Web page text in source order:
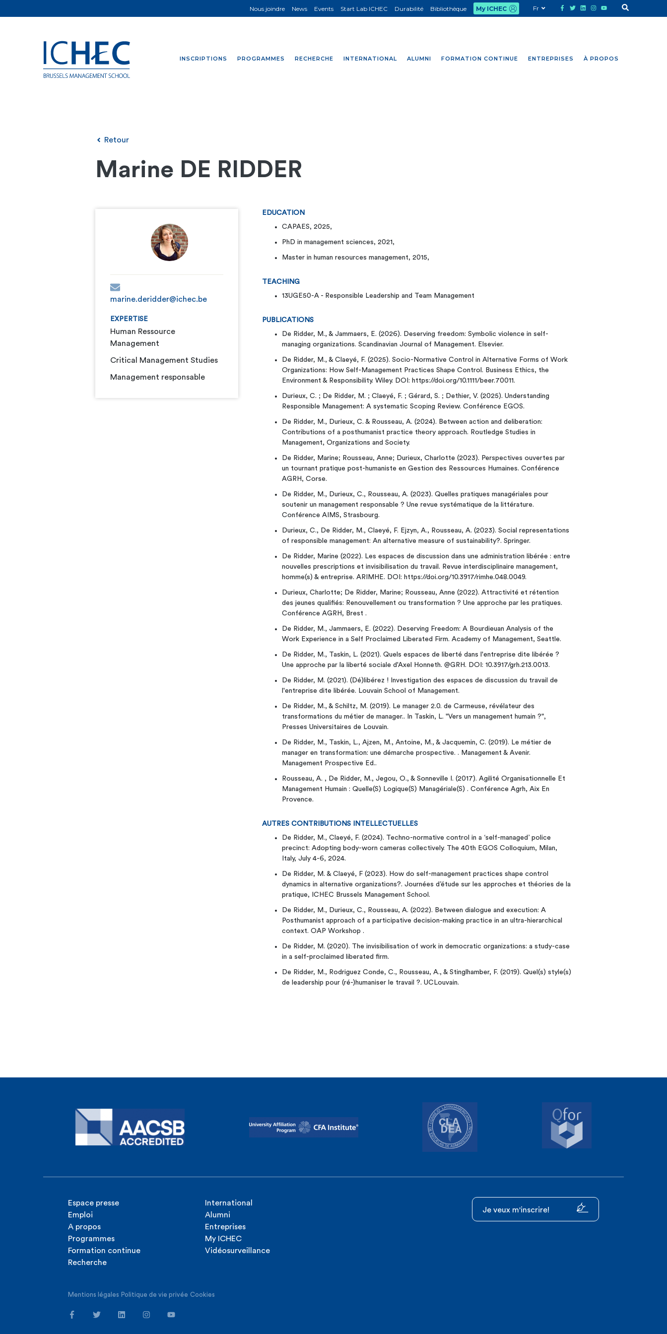
INSCRIPTIONS PROGRAMMES RECHERCHE INTERNATIONAL ALUMNI FORMATION CONTINUE ENTREPRISES À PROPOS
Nous joindre News Events Start Lab ICHEC Durabilité Bibliothèque My ICHEC Fr
Retour
Marine DE RIDDER
marine.deridder@ichec.be
EXPERTISE
Human Ressource
Management
Critical Management Studies
Management responsable
EDUCATION
CAPAES, 2025,
PhD in management sciences, 2021,
Master in human resources management, 2015,
TEACHING
13UGE50-A - Responsible Leadership and Team Management
PUBLICATIONS
De Ridder, M., & Jammaers, E. (2026). Deserving freedom: Symbolic violence in self-
managing organizations. Scandinavian Journal of Management. Elsevier.
De Ridder, M., & Claeyé, F. (2025). Socio-Normative Control in Alternative Forms of Work
Organizations: How Self-Management Practices Shape Control. Business Ethics, the
Environment & Responsibility. Wiley. DOI: https://doi.org/10.1111/beer.70011.
Durieux, C. ; De Ridder, M. ; Claeyé, F. ; Gérard, S. ; Dethier, V. (2025). Understanding
Responsible Management: A systematic Scoping Review. Conférence EGOS.
De Ridder, M., Durieux, C. & Rousseau, A. (2024). Between action and deliberation:
Contributions of a posthumanist practice theory approach. Routledge Studies in
Management, Organizations and Society.
De Ridder, Marine; Rousseau, Anne; Durieux, Charlotte (2023). Perspectives ouvertes par
un tournant pratique post-humaniste en Gestion des Ressources Humaines. Conférence
AGRH, Corse.
De Ridder, M., Durieux, C., Rousseau, A. (2023). Quelles pratiques managériales pour
soutenir un management responsable ? Une revue systématique de la littérature.
Conférence AIMS, Strasbourg.
Durieux, C., De Ridder, M., Claeyé, F. Ejzyn, A., Rousseau, A. (2023). Social representations
of responsible management: An alternative measure of sustainability?. Springer.
De Ridder, Marine (2022). Les espaces de discussion dans une administration libérée : entre
nouvelles prescriptions et invisibilisation du travail. Revue interdisciplinaire management,
homme(s) & entreprise. ARIMHE. DOI: https://doi.org/10.3917/rimhe.048.0049.
Durieux, Charlotte; De Ridder, Marine; Rousseau, Anne (2022). Attractivité et rétention
des jeunes qualifiés: Renouvellement ou transformation ? Une approche par les pratiques.
Conférence AGRH, Brest .
De Ridder, M., Jammaers, E. (2022). Deserving Freedom: A Bourdieuan Analysis of the
Work Experience in a Self Proclaimed Liberated Firm. Academy of Management, Seattle.
De Ridder, M., Taskin, L. (2021). Quels espaces de liberté dans l'entreprise dite libérée ?
Une approche par la liberté sociale d'Axel Honneth. @GRH. DOI: 10.3917/grh.213.0013.
De Ridder, M. (2021). (Dé)libérez ! Investigation des espaces de discussion du travail de
l'entreprise dite libérée. Louvain School of Management.
De Ridder, M., & Schiltz, M. (2019). Le manager 2.0. de Carmeuse, révélateur des
transformations du métier de manager.. In Taskin, L. "Vers un management humain ?",
Presses Universitaires de Louvain.
De Ridder, M., Taskin, L., Ajzen, M., Antoine, M., & Jacquemin, C. (2019). Le métier de
manager en transformation: une démarche prospective. . Management & Avenir.
Management Prospective Ed..
Rousseau, A. , De Ridder, M., Jegou, O., & Sonneville I. (2017). Agilité Organisationnelle Et
Management Humain : Quelle(S) Logique(S) Managériale(S) . Conférence Agrh, Aix En
Provence.
AUTRES CONTRIBUTIONS INTELLECTUELLES
De Ridder, M., Claeyé, F. (2024). Techno-normative control in a ‘self-managed’ police
precinct: Adopting body-worn cameras collectively. The 40th EGOS Colloquium, Milan,
Italy, July 4-6, 2024.
De Ridder, M. & Claeyé, F (2023). How do self-management practices shape control
dynamics in alternative organizations?. Journées d’étude sur les approches et théories de la
pratique, ICHEC Brussels Management School.
De Ridder, M., Durieux, C., Rousseau, A. (2022). Between dialogue and execution: A
Posthumanist approach of a participative decision-making practice in an ultra-hierarchical
context. OAP Workshop .
De Ridder, M. (2020). The invisibilisation of work in democratic organizations: a study-case
in a self-proclaimed liberated firm.
De Ridder, M., Rodriguez Conde, C., Rousseau, A., & Stinglhamber, F. (2019). Quel(s) style(s)
de leadership pour (ré-)humaniser le travail ?. UCLouvain.
Espace presse
Emploi
A propos
Programmes
Formation continue
Recherche
International
Alumni
Entreprises
My ICHEC
Vidéosurveillance
Je veux m'inscrire!
Mentions légales Politique de vie privée Cookies